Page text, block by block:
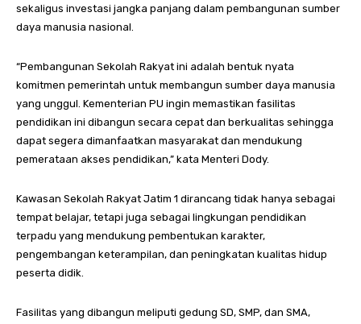
sekaligus investasi jangka panjang dalam pembangunan sumber
daya manusia nasional.
“Pembangunan Sekolah Rakyat ini adalah bentuk nyata
komitmen pemerintah untuk membangun sumber daya manusia
yang unggul. Kementerian PU ingin memastikan fasilitas
pendidikan ini dibangun secara cepat dan berkualitas sehingga
dapat segera dimanfaatkan masyarakat dan mendukung
pemerataan akses pendidikan,” kata Menteri Dody.
Kawasan Sekolah Rakyat Jatim 1 dirancang tidak hanya sebagai
tempat belajar, tetapi juga sebagai lingkungan pendidikan
terpadu yang mendukung pembentukan karakter,
pengembangan keterampilan, dan peningkatan kualitas hidup
peserta didik.
Fasilitas yang dibangun meliputi gedung SD, SMP, dan SMA,